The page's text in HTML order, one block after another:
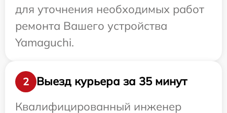
для уточнения необходимых работ
ремонта Вашего устройства
Yamaguchi.
2
Выезд курьера за 35 минут
Квалифицированный инженер